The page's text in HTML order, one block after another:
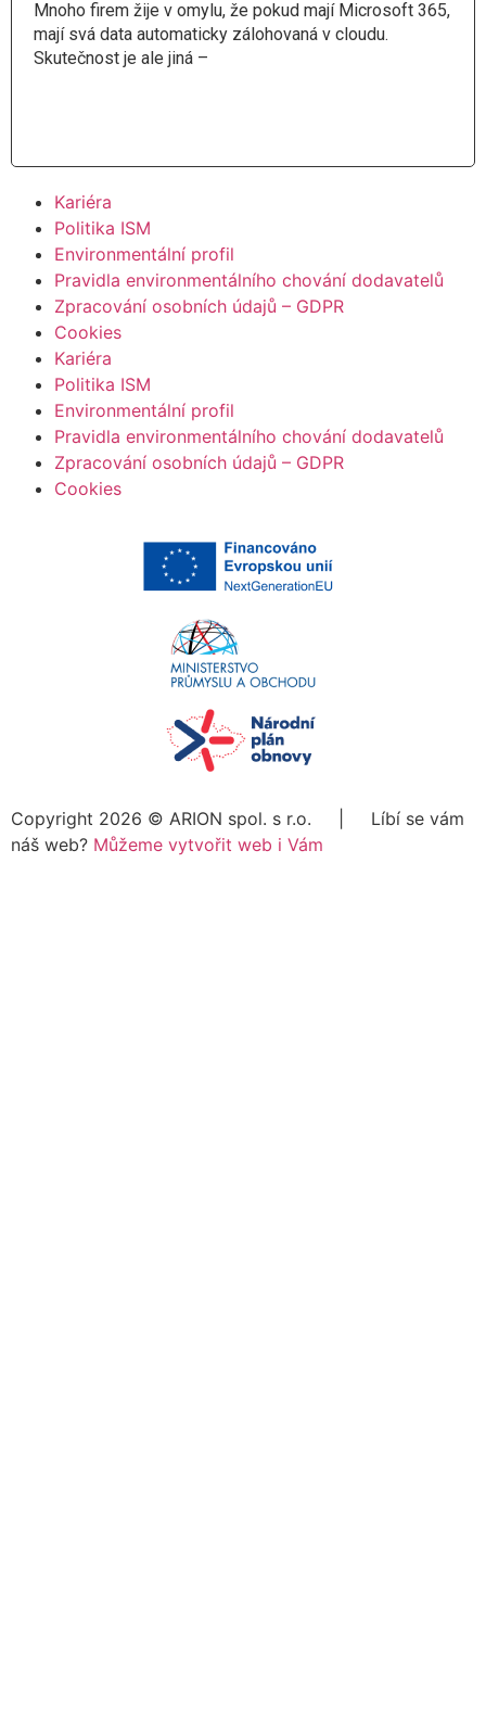
Mnoho firem žije v omylu, že pokud mají Microsoft 365,
mají svá data automaticky zálohovaná v cloudu.
Skutečnost je ale jiná –
Kariéra
Politika ISM
Environmentální profil
Pravidla environmentálního chování dodavatelů
Zpracování osobních údajů – GDPR
Cookies
Kariéra
Politika ISM
Environmentální profil
Pravidla environmentálního chování dodavatelů
Zpracování osobních údajů – GDPR
Cookies
Copyright 2026 © ARION spol. s r.o. | Líbí se vám
náš web? Můžeme vytvořit web i Vám